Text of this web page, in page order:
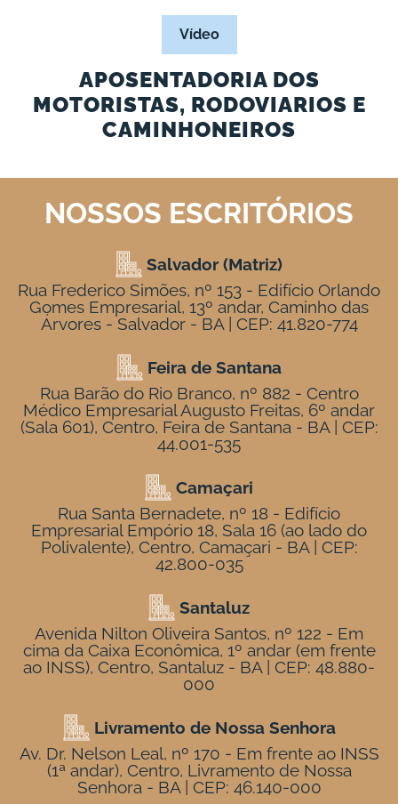
Vídeo
APOSENTADORIA DOS
MOTORISTAS, RODOVIARIOS E
CAMINHONEIROS
NOSSOS ESCRITÓRIOS
Salvador (Matriz)
Rua Frederico Simões, nº 153 - Edifício Orlando
Gomes Empresarial, 13º andar, Caminho das
Árvores - Salvador - BA | CEP: 41.820-774
Feira de Santana
Rua Barão do Rio Branco, nº 882 - Centro
Médico Empresarial Augusto Freitas, 6º andar
(Sala 601), Centro, Feira de Santana - BA | CEP:
44.001-535
Camaçari
Rua Santa Bernadete, nº 18 - Edifício
Empresarial Empório 18, Sala 16 (ao lado do
Polivalente), Centro, Camaçari - BA | CEP:
42.800-035
Santaluz
Avenida Nilton Oliveira Santos, nº 122 - Em
cima da Caixa Econômica, 1º andar (em frente
ao INSS), Centro, Santaluz - BA | CEP: 48.880-
000
Livramento de Nossa Senhora
Av. Dr. Nelson Leal, nº 170 - Em frente ao INSS
(1ª andar), Centro, Livramento de Nossa
Senhora - BA | CEP: 46.140-000